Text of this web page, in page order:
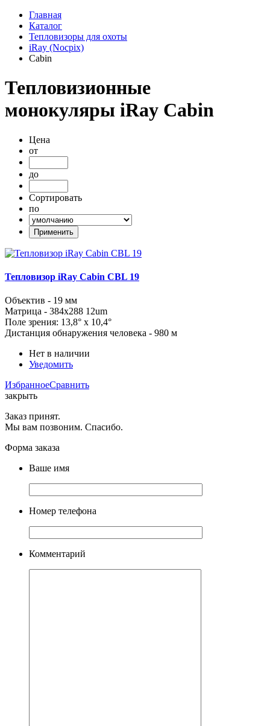
Главная
Каталог
Тепловизоры для охоты
iRay (Nocpix)
Cabin
Тепловизионные
монокуляры iRay Cabin
Цена
от
до
Сортировать
по
Тепловизор iRay Cabin CBL 19
Объектив - 19 мм
Матрица - 384x288 12um
Поле зрения: 13,8° x 10,4°
Дистанция обнаружения человека - 980 м
Нет в наличии
Уведомить
ИзбранноеСравнить
закрыть
Заказ принят.
Мы вам позвоним. Спасибо.
Форма заказа
Ваше имя
Номер телефона
Комментарий